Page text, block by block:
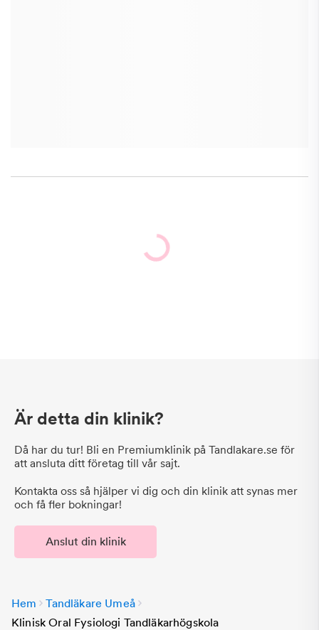
Är detta din klinik?
Då har du tur! Bli en Premiumklinik på Tandlakare.se för
att ansluta ditt företag till vår sajt.
Kontakta oss så hjälper vi dig och din klinik att synas mer
och få fler bokningar!
Anslut din klinik
Hem
Tandläkare Umeå
Klinisk Oral Fysiologi Tandläkarhögskola